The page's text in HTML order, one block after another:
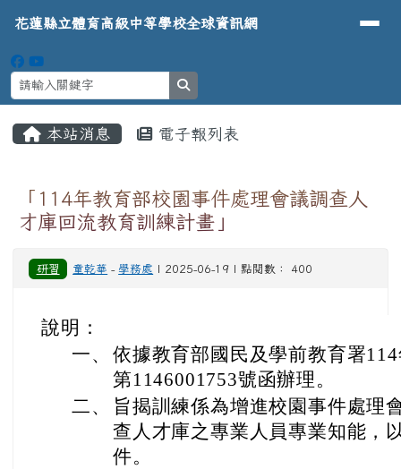
花蓮縣立體育高級中等學校全球資
導覽列
花蓮縣立體育高級中等學校全球資訊網
本站消息 電子報列表
「114年教育部校園事件處理會議調查人
才庫回流教育訓練計畫」
研習 童乾華 - 學務處 | 2025-06-19 | 點閱數： 400
說明：
一、 依據教育部國民及學前教育署
第1146001753號函辦理。
二、
旨揭訓練係為增進校園事件處理
查人才庫之專業人員專業知能，
件。